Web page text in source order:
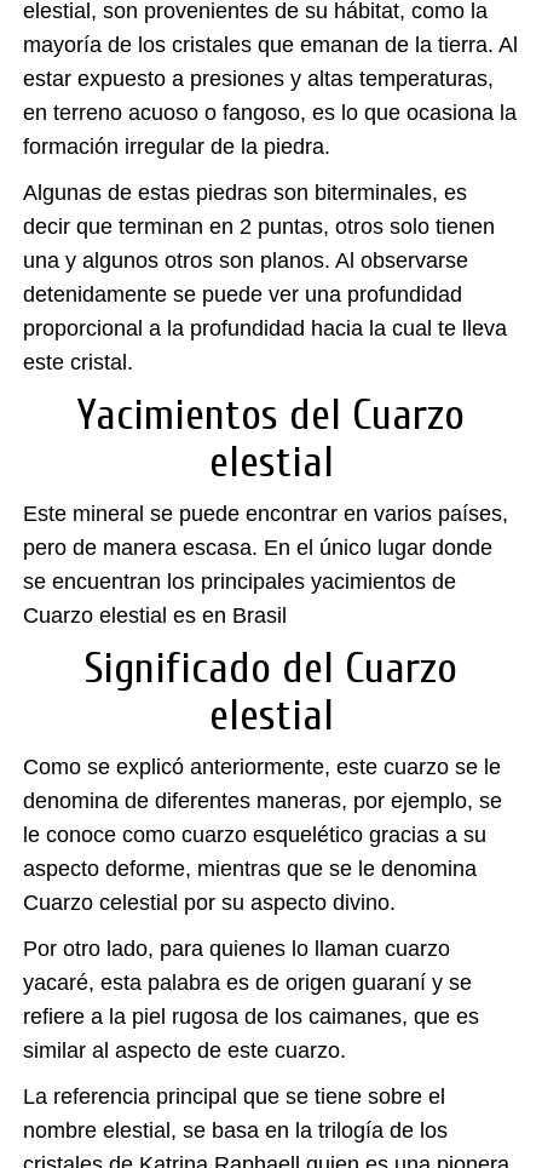
elestial, son provenientes de su hábitat, como la
mayoría de los cristales que emanan de la tierra. Al
estar expuesto a presiones y altas temperaturas,
en terreno acuoso o fangoso, es lo que ocasiona la
formación irregular de la piedra.
Algunas de estas piedras son biterminales, es
decir que terminan en 2 puntas, otros solo tienen
una y algunos otros son planos. Al observarse
detenidamente se puede ver una profundidad
proporcional a la profundidad hacia la cual te lleva
este cristal.
Yacimientos del Cuarzo
elestial
Este mineral se puede encontrar en varios países,
pero de manera escasa. En el único lugar donde
se encuentran los principales yacimientos de
Cuarzo elestial es en Brasil
Significado del Cuarzo
elestial
Como se explicó anteriormente, este cuarzo se le
denomina de diferentes maneras, por ejemplo, se
le conoce como cuarzo esquelético gracias a su
aspecto deforme, mientras que se le denomina
Cuarzo celestial por su aspecto divino.
Por otro lado, para quienes lo llaman cuarzo
yacaré, esta palabra es de origen guaraní y se
refiere a la piel rugosa de los caimanes, que es
similar al aspecto de este cuarzo.
La referencia principal que se tiene sobre el
nombre elestial, se basa en la trilogía de los